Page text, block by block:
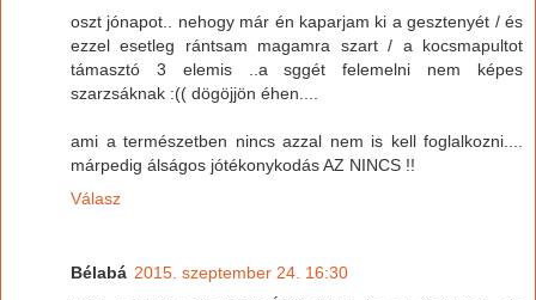
oszt jónapot.. nehogy már én kaparjam ki a gesztenyét / és
ezzel esetleg rántsam magamra szart / a kocsmapultot
támasztó 3 elemis ..a sggét felemelni nem képes
szarzsáknak :(( dögöjjön éhen....
ami a természetben nincs azzal nem is kell foglalkozni....
márpedig álságos jótékonykodás AZ NINCS !!
Válasz
Bélabá 2015. szeptember 24. 16:30